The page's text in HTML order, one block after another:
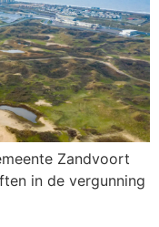
Zandvoort
in de vergunning